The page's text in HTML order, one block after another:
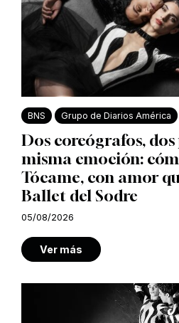
BNS Grupo de Diarios América
Dos coreógrafos, dos
misma emoción:
Tócame, con amor
Ballet del Sodre
05/08/2026
Ver más